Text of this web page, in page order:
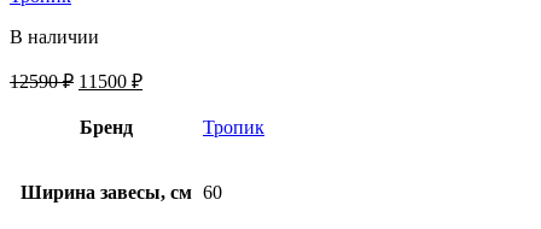
В наличии
12590₽ 11500 ₽
Бренд Тропик
Ширина завесы, см 60